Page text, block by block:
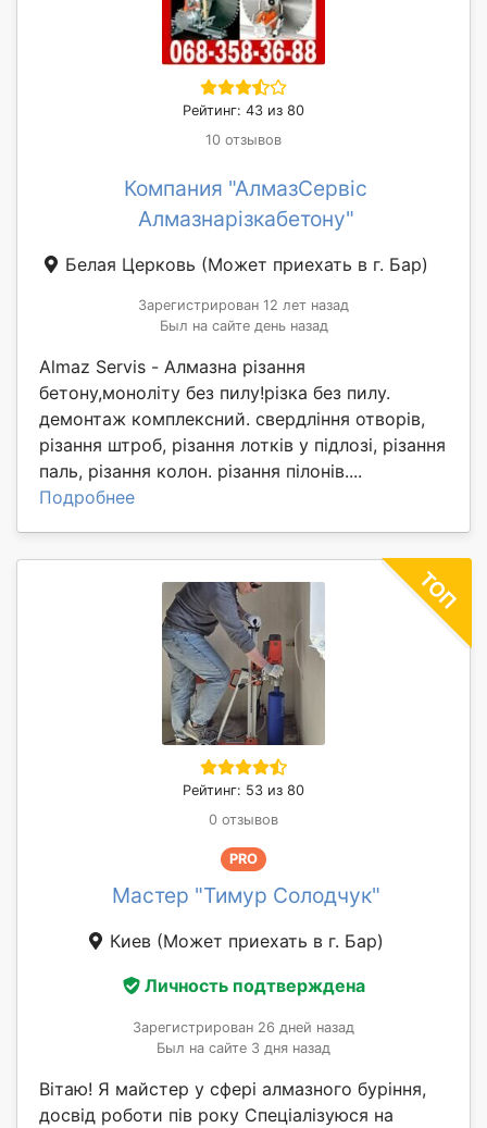
Рейтинг: 43 из 80
10 отзывов
Компания "АлмазСервіс
Алмазнарізкабетону"
Белая Церковь (Может приехать в г. Бар)
Зарегистрирован 12 лет назад
Был на сайте день назад
Almaz Servis - Алмазна різання
бетону,моноліту без пилу!різка без пилу.
демонтаж комплексний. свердління отворів,
різання штроб, різання лотків у підлозі, різання
паль, різання колон. різання пілонів....
Подробнее
Рейтинг: 53 из 80
0 отзывов
PRO
Мастер "Тимур Солодчук"
Киев (Может приехать в г. Бар)
Личность подтверждена
Зарегистрирован 26 дней назад
Был на сайте 3 дня назад
Вітаю! Я майстер у сфері алмазного буріння,
досвід роботи пів року Спеціалізуюся на